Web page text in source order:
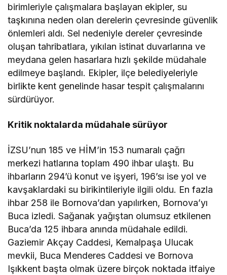
birimleriyle çalışmalara başlayan ekipler, su
taşkınına neden olan derelerin çevresinde güvenlik
önlemleri aldı. Sel nedeniyle dereler çevresinde
oluşan tahribatlara, yıkılan istinat duvarlarına ve
meydana gelen hasarlara hızlı şekilde müdahale
edilmeye başlandı. Ekipler, ilçe belediyeleriyle
birlikte kent genelinde hasar tespit çalışmalarını
sürdürüyor.
Kritik noktalarda müdahale sürüyor
İZSU’nun 185 ve HİM’in 153 numaralı çağrı
merkezi hatlarına toplam 490 ihbar ulaştı. Bu
ihbarların 294’ü konut ve işyeri, 196’sı ise yol ve
kavşaklardaki su birikintileriyle ilgili oldu. En fazla
ihbar 258 ile Bornova’dan yapılırken, Bornova’yı
Buca izledi. Sağanak yağıştan olumsuz etkilenen
Buca’da 125 ihbara anında müdahale edildi.
Gaziemir Akçay Caddesi, Kemalpaşa Ulucak
mevkii, Buca Menderes Caddesi ve Bornova
Işıkkent başta olmak üzere birçok noktada itfaiye